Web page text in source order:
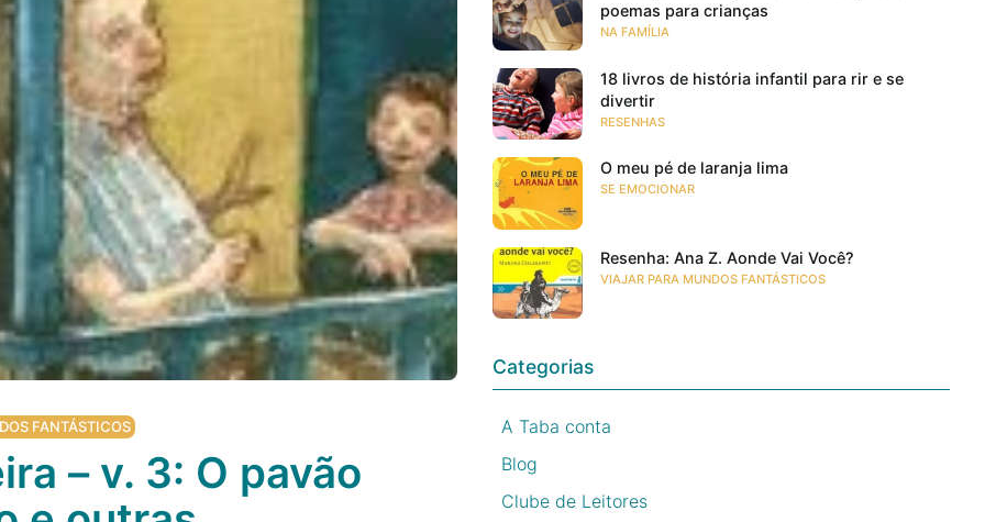
FANTÁSTICOS
– v. 3: O pavão
poemas para crianças
NA FAMÍLIA
18 livros de história infantil para rir e se
divertir
RESENHAS
O meu pé de laranja lima
SE EMOCIONAR
Resenha: Ana Z. Aonde Vai Você?
VIAJAR PARA MUNDOS FANTÁSTICOS
Categorias
A Taba conta
Blog
Clube de Leitores